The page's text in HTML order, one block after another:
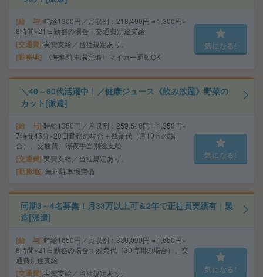
給 与 時給1300円／月収例：218,400円＝1,300円×
8時間×21日勤務の場合＋交通費別途支給
交通費 実費支給／当社規定あり。
勤務地 《無料駐車場完備》マイカー通勤OK
気になる!
＼40～60代活躍中！／健康ジュース《飲み放題》野菜の
カット[派遣]
給 与 時給1350円／月収例：259,548円＝1,350円×
7時間45分×20日勤務の場合＋残業代（月10ｈの場
合）、交通費、深夜手当別途支給
交通費 実費支給／当社規定あり。
勤務地 無料駐車場完備
気になる!
同期3～4名募集！月33万以上可＆2年で正社員実績有｜製
造[派遣]
給 与 時給1650円／月収例：339,090円＝1,650円×
8時間×21日勤務の場合＋残業代（30時間の場合）、交
通費別途支給
交通費 実費支給／当社規定あり。 気になる!